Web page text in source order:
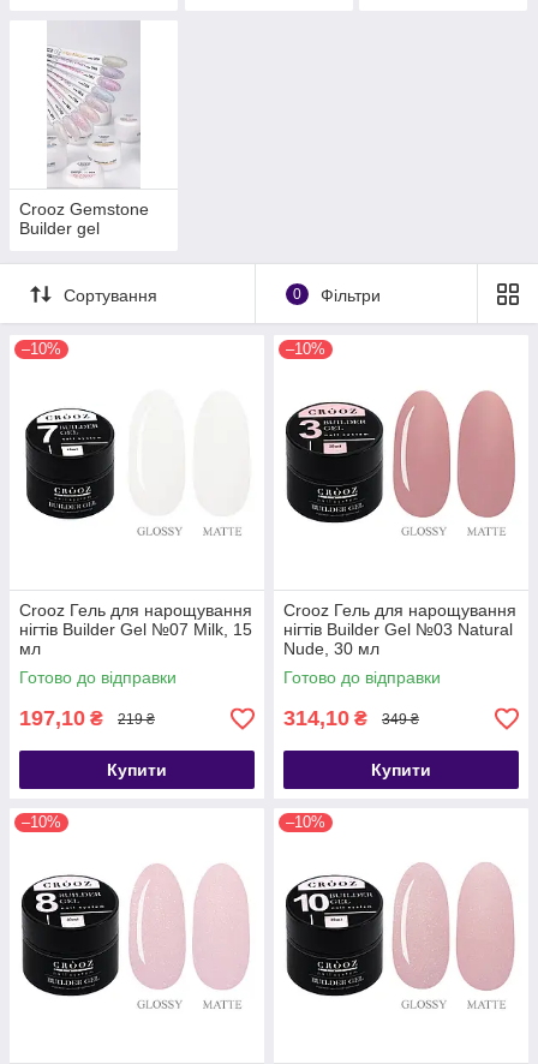
Crooz Gemstone
Builder gel
Сортування 0 Фільтри
–10%
Crooz Гель для нарощування
нігтів Builder Gel №07 Milk, 15
мл
Готово до відправки
197,10 ₴ 219 ₴
Купити
–10%
Crooz Гель для нарощування
нігтів Builder Gel №03 Natural
Nude, 30 мл
Готово до відправки
314,10 ₴ 349 ₴
Купити
–10% –10%